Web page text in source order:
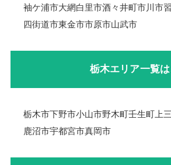
袖ケ浦市大網白里市酒々井町市川市
四街道市東金市市原市山武市
栃木エリア一覧
栃木市下野市小山市野木町壬生町 上
鹿沼市宇都宮市真岡市